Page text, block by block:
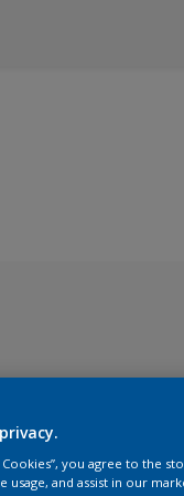
Cookies”, you agree to the
usage, and assist in our